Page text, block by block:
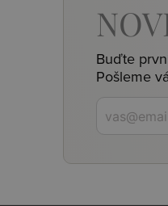
Buďte
Pošleme